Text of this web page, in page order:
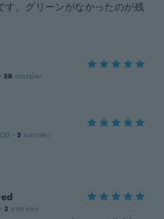
す。グリーンがなかったのが残
· 38 omtaler
· 3 omtaler
· 2 omtaler